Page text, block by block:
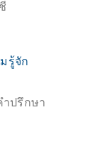
รู้จัก
ปรึกษา